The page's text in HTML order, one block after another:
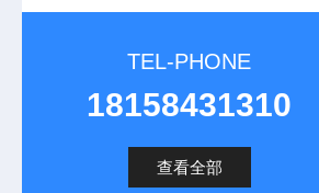
TEL-PHONE
18158431310
查看全部